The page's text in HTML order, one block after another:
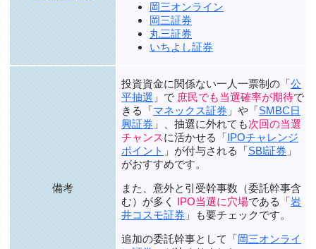
岡三オンライン
岡三証券
丸三証券
いちよし証券
備考
投資資金に関係ない一人一票制の「公
平抽選 」で 庶民でも当選確率が期待で
きる「マネックス証券 」や「SMBC日
興証券 」、抽選に外れても次回の当選
チャンスに活かせる「IPOチャレンジ
ポイント 」が付与される「SBI証券 」
がおすすめです。
また、意外と引受幹事数（委託幹事含
む）が多く IPO当選に穴場である「岩
井コスモ証券 」も要チェックです。
追加の委託幹事として「岡三オンライ